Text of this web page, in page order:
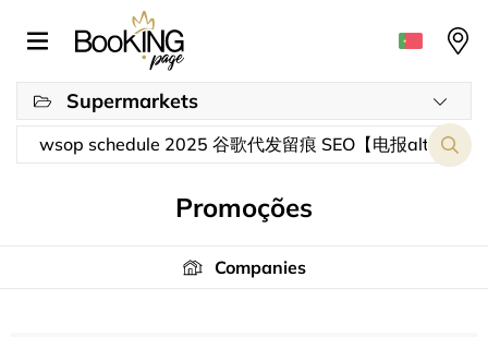
Supermarkets
Promoções
Companies